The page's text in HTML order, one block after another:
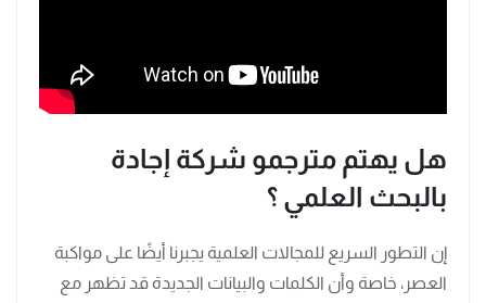
هل يهتم مترجمو شركة إجادة
بالبحث العلمي ؟
إن التطور السريع للمجالات العلمية يجبرنا أيضًا على مواكبة
العصر، خاصة وأن الكلمات والبيانات الجديدة قد تظهر مع